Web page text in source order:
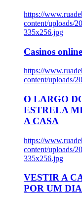
https://
content/uploads/
335x256.jpg
Casinos
https://
content/uploads/
O LARGO
ESTRELA
A CASA
https://
content/uploads/
335x256.jpg
VESTIR A
POR UM DIA